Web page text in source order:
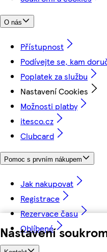
Nastavení
O nás
Přístupnost
Podívejte se, kam
Poplatek za službu
Nastavení Cookies
Možnosti platby
itesco.cz
Clubcard
Pomoc s prvním nákupem
Jak nakupovat
Registrace
Rezervace času
Oblíbené